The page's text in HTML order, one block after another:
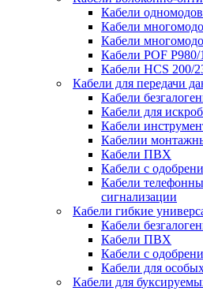
Кабели
Кабели
Кабели
Кабели POF P980/
Кабели HCS 200/
Кабели для передачи
Кабели
Кабели для
Кабели
Кабелии
Кабели ПВХ
Кабели с
Кабели
сигнализации
Кабели гибкие
Кабели
Кабели ПВХ
Кабели с
Кабели для
Кабели для